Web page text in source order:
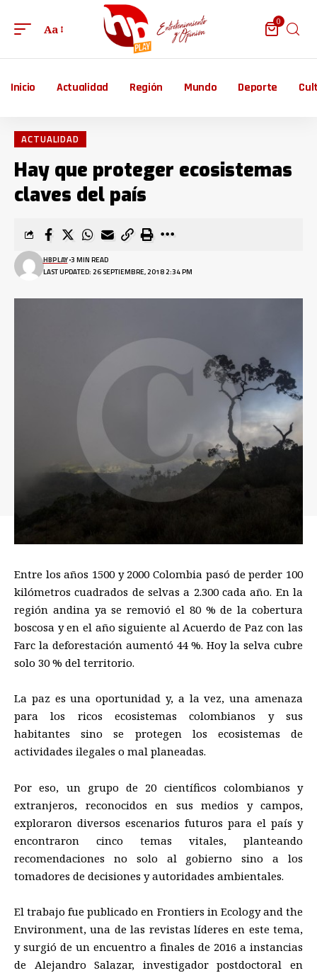
Aa
0
Inicio Actualidad Región Mundo Deporte
ACTUALIDAD
Hay que proteger ecosistemas
claves del país
LAST UPDATED: 26 SEPTIEMBRE, 2018 2:34 PM
HBPLAY 3 MIN READ
Entre los años 1500 y 2000 Colombia pasó de perder 100
kilómetros cuadrados de selvas a 2.300 cada año. En la
región andina ya se removió el 80 % de la cobertura
boscosa y en el año siguiente al Acuerdo de Paz con las
Farc la deforestación aumentó 44 %. Hoy la selva cubre
solo 30 % del territorio.
La paz es una oportunidad y, a la vez, una amenaza
para los ricos ecosistemas colombianos y sus
habitantes sino se protegen los ecosistemas de
actividades ilegales o mal planeadas.
Por eso, un grupo de 20 científicos colombianos y
extranjeros, reconocidos en sus medios y campos,
exploraron diversos escenarios futuros para el país y
encontraron cinco temas vitales, planteando
recomendaciones no solo al gobierno sino a los
tomadores de decisiones y autoridades ambientales.
El trabajo fue publicado en Frontiers in Ecology and the
Environment, una de las revistas líderes en este tema,
y surgió de un encuentro a finales de 2016 a instancias
de Alejandro Salazar, investigador postdoctoral en